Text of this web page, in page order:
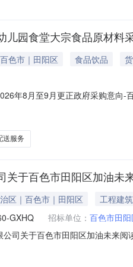
儿园食堂大宗食品原材料
色市｜田阳区 食品饮品
年8月至9月更正政府采购意向-
项目预算金额：8900.360000
米粉、
送服务
关于百色市田阳区加油未
区｜百色市｜田阳区
工程建筑
GXHQ 招标单位： 百色市田
公司关于百色市田阳区加油未来
逸苑19栋1层3号商铺2.废标结